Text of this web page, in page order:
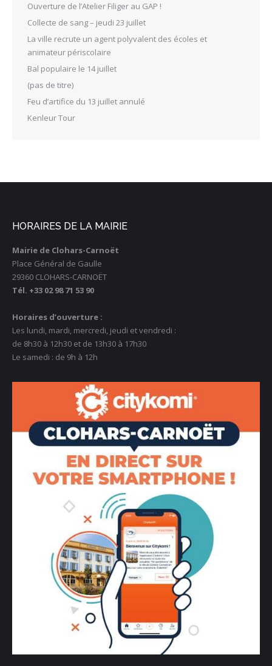
Ouverture de l’Atelier Filiger au GAP !
Collecte de sang – jeudi 23 juillet
La ville recrute un agent polyvalent des écoles et
animateur périscolaire
Bal populaire le 14 juillet
(pas de titre)
Feu d’artifice du 13 juillet annulé
Kenleur Tour
HORAIRES DE LA MAIRIE
Mairie de Clohars-Carnoët
Place Général de Gaulle
29360 CLOHARS-CARNOËT
Tél. +33 02 98 71 53 90
Horaires d’ouverture :
Les lundi, mardi, mercredi, jeudi et vendredi :
de 8h30 à 12h30 et de 13h30 à 17h30
Le samedi : de 9h à 12h